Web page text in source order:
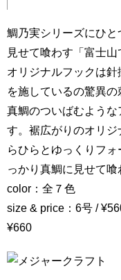
鯛乃実シリーズにひと
見せて喰わす「富士山
オリジナルフックは
を施しているの驚異の
真鯛のついばむような
す。裾広がりのオリ
らひらとゆっくりフ
っかり真鯛に見せて喰
color：全７色
size & price：6号 /
¥660